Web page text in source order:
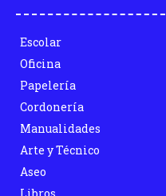
Escolar
Oficina
Papelería
Cordonería
Manualidades
Arte y Técnico
Aseo